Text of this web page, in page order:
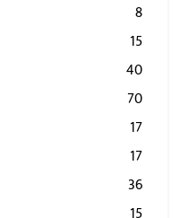
8
15
40
70
17
17
36